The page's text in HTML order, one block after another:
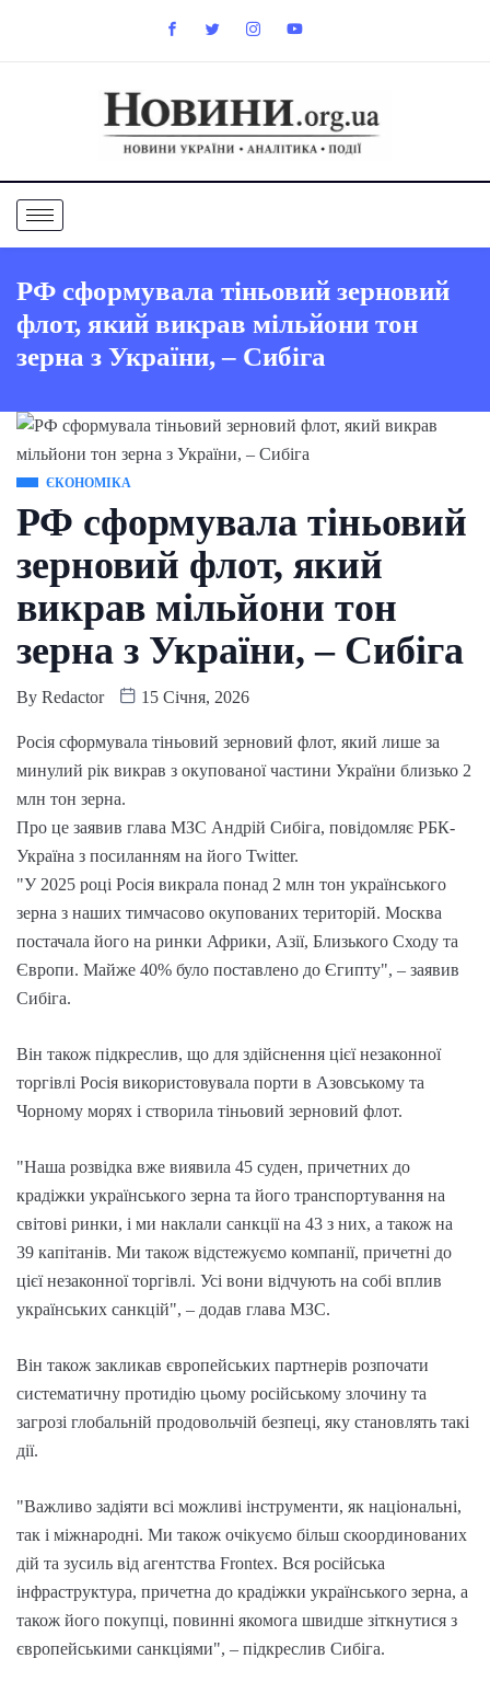
РФ сформувала тіньовий зерновий
флот, який викрав мільйони тон
зерна з України, – Сибіга
ЄКОНОМІКА
РФ сформувала тіньовий
зерновий флот, який
викрав мільйони тон
зерна з України, – Сибіга
By Redactor 15 Січня, 2026
Росія сформувала тіньовий зерновий флот, який лише за
минулий рік викрав з окупованої частини України близько 2
млн тон зерна.
Про це заявив глава МЗС Андрій Сибіга, повідомляє РБК-
Україна з посиланням на його Twitter.
"У 2025 році Росія викрала понад 2 млн тон українського
зерна з наших тимчасово окупованих територій. Москва
постачала його на ринки Африки, Азії, Близького Сходу та
Європи. Майже 40% було поставлено до Єгипту", – заявив
Сибіга.
Він також підкреслив, що для здійснення цієї незаконної
торгівлі Росія використовувала порти в Азовському та
Чорному морях і створила тіньовий зерновий флот.
"Наша розвідка вже виявила 45 суден, причетних до
крадіжки українського зерна та його транспортування на
світові ринки, і ми наклали санкції на 43 з них, а також на
39 капітанів. Ми також відстежуємо компанії, причетні до
цієї незаконної торгівлі. Усі вони відчують на собі вплив
українських санкцій", – додав глава МЗС.
Він також закликав європейських партнерів розпочати
систематичну протидію цьому російському злочину та
загрозі глобальній продовольчій безпеці, яку становлять такі
дії.
"Важливо задіяти всі можливі інструменти, як національні,
так і міжнародні. Ми також очікуємо більш скоординованих
дій та зусиль від агентства Frontex. Вся російська
інфраструктура, причетна до крадіжки українського зерна, а
також його покупці, повинні якомога швидше зіткнутися з
європейськими санкціями", – підкреслив Сибіга.